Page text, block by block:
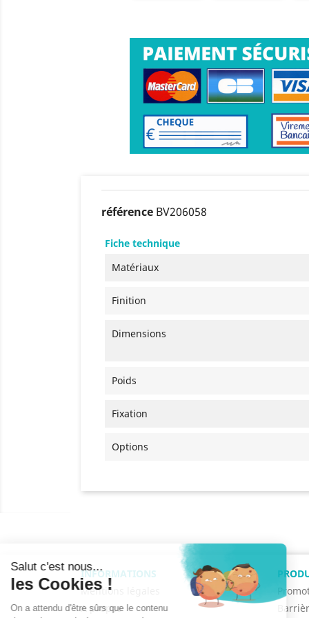
référence BV206058
Fiche technique
Matériaux
Finition
Dimensions
Poids
Fixation
Options
INFORMATIONS
Mentions légales
A propos